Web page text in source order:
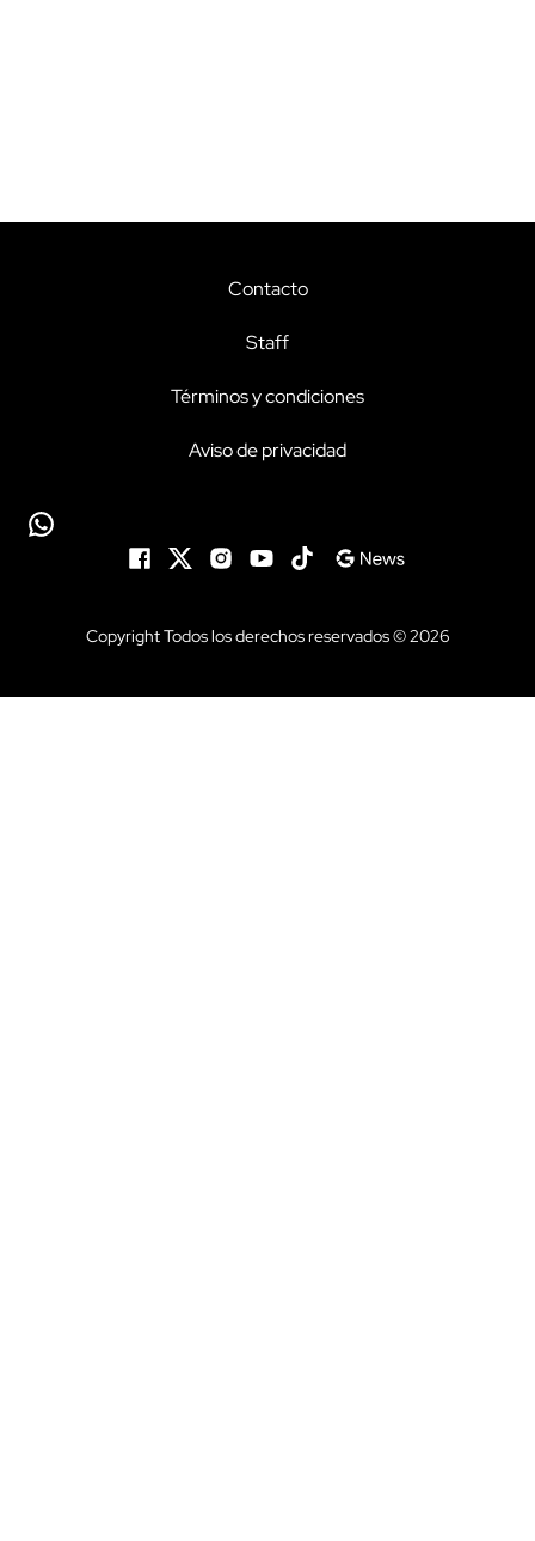
Contacto
Staff
Términos y condiciones
Aviso de privacidad
Copyright Todos los derechos reservados © 2026